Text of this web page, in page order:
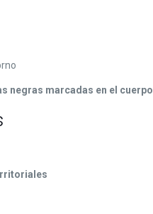
negras marcadas en el cuerpo